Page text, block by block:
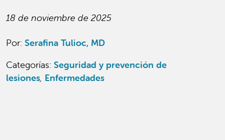
18 de noviembre de 2025
Por: Serafina Tulioc, MD
Categorías: Seguridad y prevención de
lesiones, Enfermedades